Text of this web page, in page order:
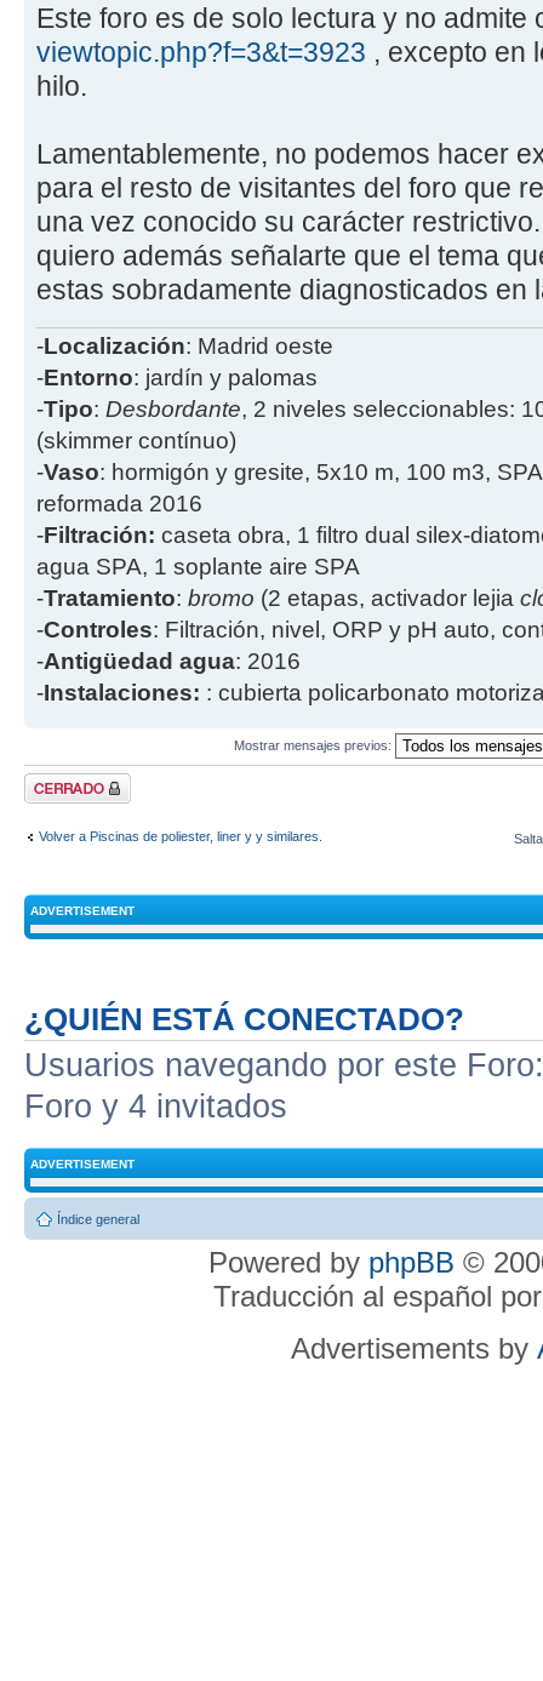
Este foro es de solo lectura y no admite
viewtopic.php?f=3&t=3923 , excepto en
hilo.
Lamentablemente, no podemos hacer
para el resto de visitantes del foro que
una vez conocido su carácter
quiero además señalarte que el tema
estas sobradamente diagnosticados en
-Localización: Madrid oeste
-Entorno: jardín y palomas
-Tipo: Desbordante, 2 niveles seleccionables:
(skimmer contínuo)
-Vaso: hormigón y gresite, 5x10 m, 100 m3,
reformada 2016
-Filtración: caseta obra, 1 filtro dual silex-
agua SPA, 1 soplante aire SPA
-Tratamiento: bromo (2 etapas, activador lejia
-Controles: Filtración, nivel, ORP y pH auto,
-Antigüedad agua: 2016
-Instalaciones: : cubierta policarbonato
Mostrar mensajes previos:
Tema cerrado
Volver a Piscinas de poliester, liner y y similares.
ADVERTISEMENT
¿QUIÉN ESTÁ CONECTADO?
Usuarios navegando por este
Foro y 4 invitados
ADVERTISEMENT
Índice general
Powered by phpBB ©
Traducción al español
Advertisements by